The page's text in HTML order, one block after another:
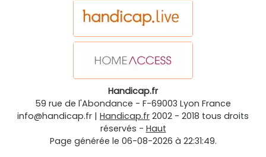
Handicap.fr
59 rue de l'Abondance - F-69003 Lyon France
info@handicap.fr | Handicap.fr 2002 - 2018 tous droits
réservés - Haut
Page générée le 06-08-2026 à 22:31:49.